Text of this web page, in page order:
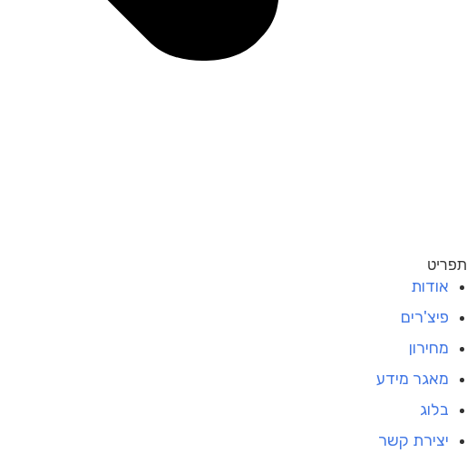
תפריט
אודות
פיצ'רים
מחירון
מאגר מידע
בלוג
יצירת קשר